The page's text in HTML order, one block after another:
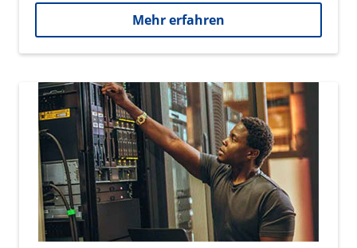
Mehr erfahren